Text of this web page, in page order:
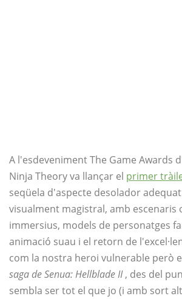
A l'esdeveniment The Game Awards
Ninja Theory va llançar el primer
seqüela d'aspecte desolador
visualment magistral, amb escenaris
immersius, models de personatges
animació suau i el retorn de
com la nostra heroi vulnerable però
saga de Senua: Hellblade II, des del
sembla ser tot el que jo (i amb sort